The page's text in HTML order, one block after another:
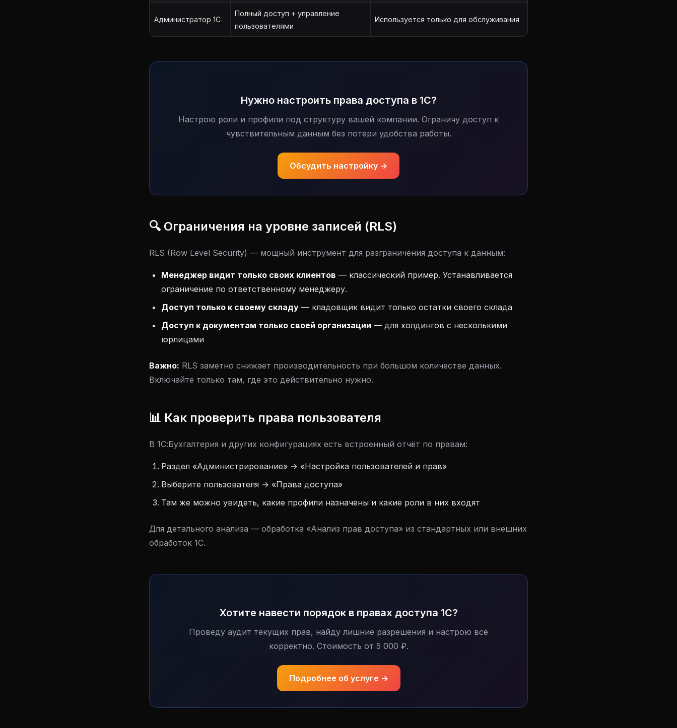
Администратор 1С
Полный доступ + управление
пользователями
Используется только для обслуживания
Нужно настроить права доступа в 1С?
Настрою роли и профили под структуру вашей компании. Ограничу доступ к
чувствительным данным без потери удобства работы.
Обсудить настройку →
🔍 Ограничения на уровне записей (RLS)
RLS (Row Level Security) — мощный инструмент для разграничения доступа к данным:
Менеджер видит только своих клиентов — классический пример. Устанавливается
ограничение по ответственному менеджеру.
Доступ только к своему складу — кладовщик видит только остатки своего склада
Доступ к документам только своей организации — для холдингов с несколькими
юрлицами
Важно: RLS заметно снижает производительность при большом количестве данных.
Включайте только там, где это действительно нужно.
📊 Как проверить права пользователя
В 1С:Бухгалтерия и других конфигурациях есть встроенный отчёт по правам:
Раздел «Администрирование» → «Настройка пользователей и прав»
Выберите пользователя → «Права доступа»
Там же можно увидеть, какие профили назначены и какие роли в них входят
Для детального анализа — обработка «Анализ прав доступа» из стандартных или внешних
обработок 1С.
Хотите навести порядок в правах доступа 1С?
Проведу аудит текущих прав, найду лишние разрешения и настрою всё
корректно. Стоимость от 5 000 ₽.
Подробнее об услуге →